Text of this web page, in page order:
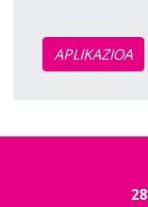
APLIKAZIOA